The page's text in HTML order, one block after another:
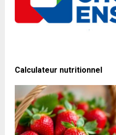
Calculateur nutritionnel